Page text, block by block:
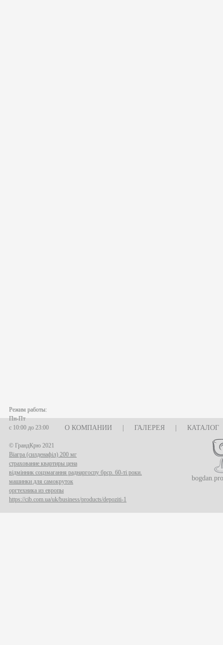
О КОМПАНИИ ГАЛЕРЕЯ КАТАЛОГ
Режим работы:
Пн-Пт
с 10:00 до 23:00
© ГрандКрю 2021
Віагра (силденафіл) 200 мг
страхование квартиры цена
відмінник соцзмагання раднаргоспу брср. 60-ті роки.
машинки для самокруток
оргтехника из европы
https://cib.com.ua/uk/business/products/depoziti-1